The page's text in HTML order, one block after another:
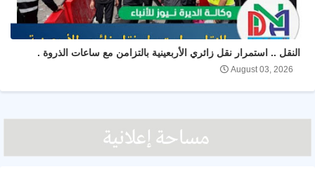
النقل .. استمرار نقل زائري الأربعينية بالتزامن مع ساعات الذروة .
August 03, 2026